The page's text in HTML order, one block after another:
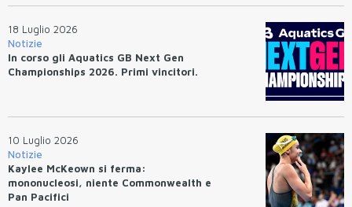
18 Luglio 2026
Notizie
In corso gli Aquatics GB Next Gen
Championships 2026. Primi vincitori.
10 Luglio 2026
Notizie
Kaylee McKeown si ferma:
mononucleosi, niente Commonwealth e
Pan Pacifici